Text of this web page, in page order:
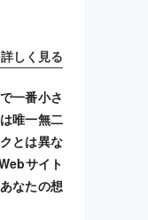
しく見る
一番小さ
唯一無二
とは異な
サイト
なたの想